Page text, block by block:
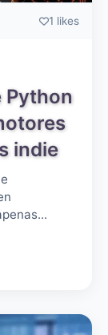
1 likes
Python
indie